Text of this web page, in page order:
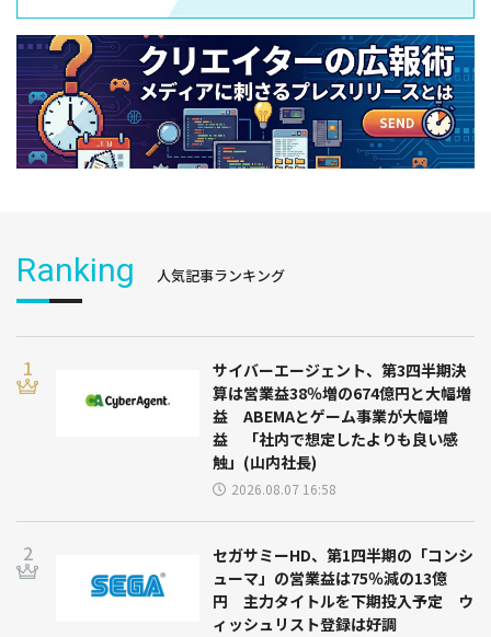
Ranking 人気記事ランキング
サイバーエージェント、第3四半期決
算は営業益38％増の674億円と大幅増
益 ABEMAとゲーム事業が大幅増
益 「社内で想定したよりも良い感
触」(山内社長)
2026.08.07 16:58
セガサミーHD、第1四半期の「コンシ
ューマ」の営業益は75％減の13億
円 主力タイトルを下期投入予定 ウ
ィッシュリスト登録は好調